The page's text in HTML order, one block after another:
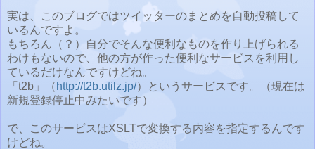
実は、このブログではツイッターのまとめを自動投稿して
いるんですよ。
もちろん（？）自分でそんな便利なものを作り上げられる
わけもないので、他の方が作った便利なサービスを利用し
ているだけなんですけどね。
「t2b」（ http://t2b.utilz.jp/）というサービスです。（現在は
新規登録停止中みたいです）
で、このサービスはXSLTで変換する内容を指定するんです
けどね。